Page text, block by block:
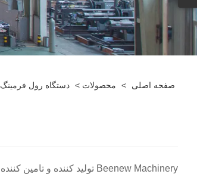
صفحه اصلی > محصولات > دستگاه رول فرمینگ